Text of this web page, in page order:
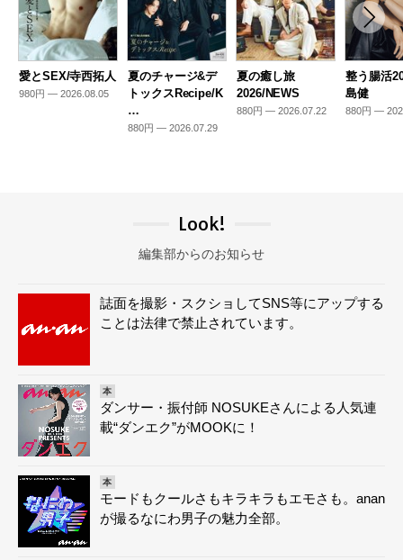
愛とSEX/寺西拓人
980円 — 2026.08.05
夏のチャージ&デ
トックスRecipe/K
…
880円 — 2026.07.29
夏の癒し旅
2026/NEWS
880円 — 2026.07.22
整う腸活
島健
880円 —
Look!
編集部からのお知らせ
誌面を撮影・スクショしてSNS等にアップする
ことは法律で禁止されています。
本
ダンサー・振付師 NOSUKEさんによる人気連
載“ダンエク”がMOOKに！
本
モードもクールさもキラキラもエモさも。anan
が撮るなにわ男子の魅力全部。